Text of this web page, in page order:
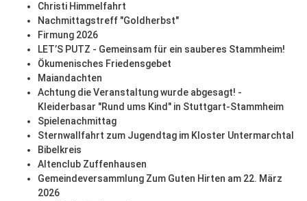
Christi Himmelfahrt
Nachmittagstreff "Goldherbst"
Firmung 2026
LET’S PUTZ - Gemeinsam für ein sauberes Stammheim!
Ökumenisches Friedensgebet
Maiandachten
Achtung die Veranstaltung wurde abgesagt! -
Kleiderbasar "Rund ums Kind" in Stuttgart-Stammheim
Spielenachmittag
Sternwallfahrt zum Jugendtag im Kloster Untermarchtal
Bibelkreis
Altenclub Zuffenhausen
Gemeindeversammlung Zum Guten Hirten am 22. März
2026